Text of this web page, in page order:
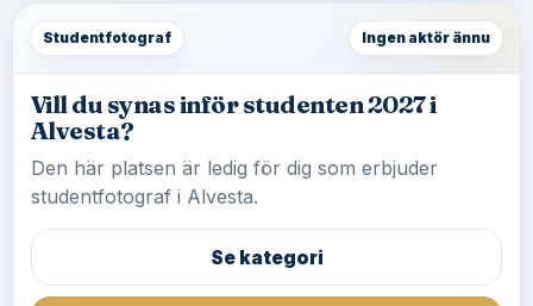
Studentfotograf Ingen aktör ännu
Vill du synas inför studenten 2027 i
Alvesta?
Den här platsen är ledig för dig som erbjuder
studentfotograf i Alvesta.
Se kategori